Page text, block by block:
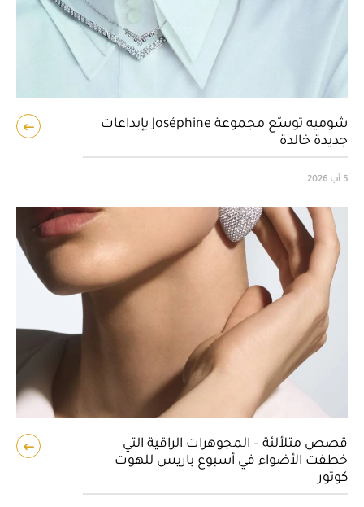
شوميه توسّع مجموعة Joséphine بإبداعات
جديدة خالدة
5 آب 2026
قصص متلألئة – المجوهرات الراقية التي
خطفت الأضواء في أسبوع باريس للهوت
كوتور